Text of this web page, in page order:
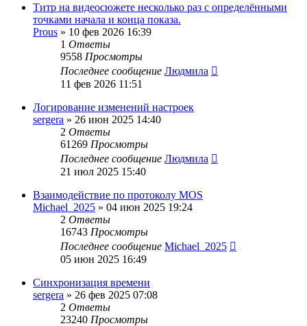
Титр на видеосюжете несколько раз с определёнными
точками начала и конца показа.
Prous » 10 фев 2026 16:39
1 Ответы
9558 Просмотры
Последнее сообщение Людмила
11 фев 2026 11:51
Логирование изменений настроек
sergera » 26 июн 2025 14:40
2 Ответы
61269 Просмотры
Последнее сообщение Людмила
21 июл 2025 15:40
Взаимодействие по протоколу MOS
Michael_2025 » 04 июн 2025 19:24
2 Ответы
16743 Просмотры
Последнее сообщение Michael_2025
05 июн 2025 16:49
Синхронизация времени
sergera » 26 фев 2025 07:08
2 Ответы
23240 Просмотры